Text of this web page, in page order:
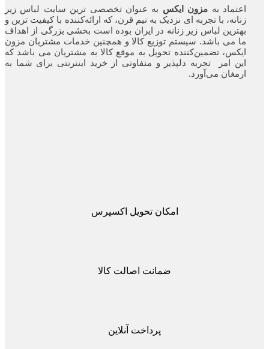
اعتماد بهمزون ایکس به عنوان تخصصی ترین سایت لباس زیر
زنانه، با تجربه ای نزدیک به نیم قرن، که ارائه‌کننده با کیفیت ترین و
بهترین لباس زیر زنانه در ایران بوده ‌است بخشی بزرگی از اهداف
ما می باشد. سیستم توزیع کالا و همچنین خدمات مشتریان مزون
ایکس، تضمین‌کننده‌ تحویل به موقع کالا به مشتریان می باشد که
این امر تجربه‌ دلپذیر و متفاوتی از خرید اینترنتی برای شما به
ارمغان می‌آورد.
امکان تحویل اکسپرس
ضمانت اصالت کالا
پرداخت آنلاین